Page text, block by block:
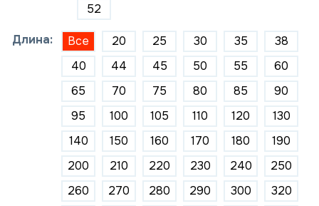
52
Длина: Все 20 25 30 35
38
40
44 45 50 55
60
65
70 75 80 85
90
95
100 105 110 120
130
140
150 160 170 180
190
200
210 220 230 240
250
260
270 280 290 300
320